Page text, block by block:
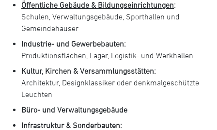
Öffentliche Gebäude & Bildungseinrichtungen:
Schulen, Verwaltungsgebäude, Sporthallen und
Gemeindehäuser
Industrie- und Gewerbebauten:
Produktionsflächen, Lager, Logistik- und Werkhallen
Kultur, Kirchen & Versammlungsstätten:
Architektur, Designklassiker oder denkmalgeschützte
Leuchten
Büro- und Verwaltungsgebäude
Infrastruktur & Sonderbauten: